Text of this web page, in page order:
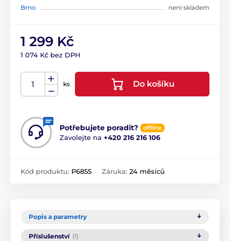
Brno
není skladem
1 299 Kč
1 074 Kč bez DPH
ks Do košíku
Potřebujete poradit? offline
Zavolejte na +420 216 216 106
Kód produktu: P6855 Záruka: 24 měsíců
Popis a parametry
Příslušenství (1)